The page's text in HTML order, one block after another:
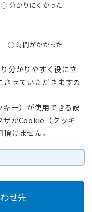
分かりにくかった
時間がかかった
分かりやすく役に立
させていただきますの
キー）が使用できる設
ザがCookie（クッキ
けません。
せ先